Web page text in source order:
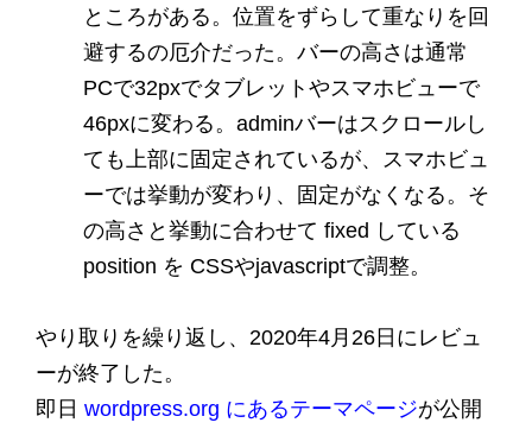
ところがある。位置をずらして重なりを回
避するの厄介だった。バーの高さは通常
PCで32pxでタブレットやスマホビューで
46pxに変わる。adminバーはスクロールし
ても上部に固定されているが、スマホビュ
ーでは挙動が変わり、固定がなくなる。そ
の高さと挙動に合わせて fixed している
position を CSSやjavascriptで調整。
やり取りを繰り返し、2020年4月26日にレビュ
ーが終了した。
即日 wordpress.org にあるテーマページが公開